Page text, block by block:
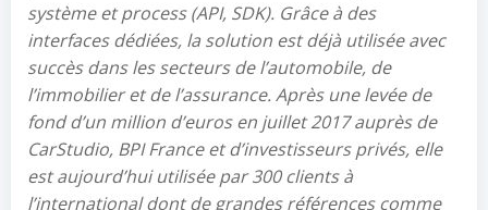
système et process (API, SDK). Grâce à des
interfaces dédiées, la solution est déjà utilisée avec
succès dans les secteurs de l’automobile, de
l’immobilier et de l’assurance. Après une levée de
fond d’un million d’euros en juillet 2017 auprès de
CarStudio, BPI France et d’investisseurs privés, elle
est aujourd’hui utilisée par 300 clients à
l’international dont de grandes références comme